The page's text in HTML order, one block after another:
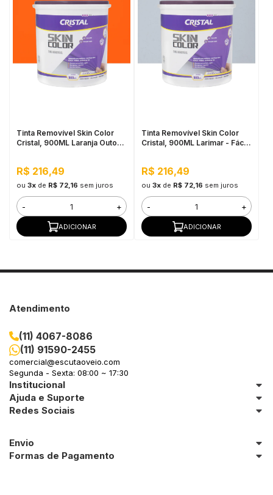
Tinta Removível Skin Color
Cristal, 900ML Laranja Outono
R$ 216,49
ou 3xde R$ 72,16 sem juros
- +
ADICIONAR
Tinta Removível Skin Color
Cristal, 900ML Larimar - Fácil
R$ 216,49
ou 3xde R$ 72,16 sem juros
- +
ADICIONAR
Atendimento
(11) 4067-8086
(11) 91590-2455
comercial@escutaoveio.com
Segunda - Sexta: 08:00 ~ 17:30
Institucional
Ajuda e Suporte
Redes Sociais
Envio
Formas de Pagamento